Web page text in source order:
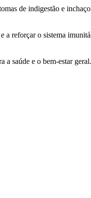
de indigestão e
a reforçar o sistema
a saúde e o bem-estar geral.